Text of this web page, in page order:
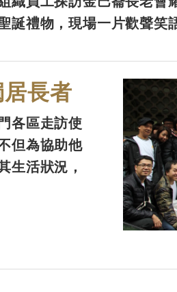
誕禮物，現場一片歡聲笑
長者
各區走訪使
但為協助他
生活狀況，